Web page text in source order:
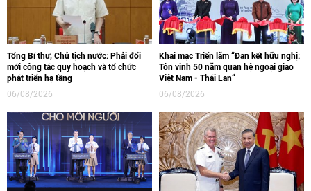
Tổng Bí thư, Chủ tịch nước: Phải đổi
mới công tác quy hoạch và tổ chức
phát triển hạ tầng
06/08/2026
Khai mạc Triển lãm “Đan kết hữu nghị:
Tôn vinh 50 năm quan hệ ngoại giao
Việt Nam - Thái Lan“
06/08/2026